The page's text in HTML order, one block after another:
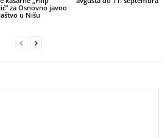
za Osnovno javno
u Nišu